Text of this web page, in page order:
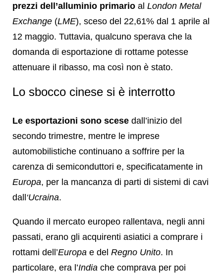
prezzi dell’alluminio primario al London Metal
Exchange (LME), sceso del 22,61% dal 1 aprile al
12 maggio. Tuttavia, qualcuno sperava che la
domanda di esportazione di rottame potesse
attenuare il ribasso, ma così non è stato.
Lo sbocco cinese si è interrotto
Le esportazioni sono scese dall’inizio del
secondo trimestre, mentre le imprese
automobilistiche continuano a soffrire per la
carenza di semiconduttori e, specificatamente in
Europa, per la mancanza di parti di sistemi di cavi
dall‘Ucraina.
Quando il mercato europeo rallentava, negli anni
passati, erano gli acquirenti asiatici a comprare i
rottami dell’Europa e del Regno Unito. In
particolare, era l’India che comprava per poi